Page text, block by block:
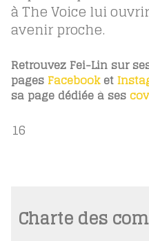
à The Voice lui
avenir proche.
Retrouvez Fei-Lin sur
pages Facebooket
sa page dédiée à ses
16
Charte des